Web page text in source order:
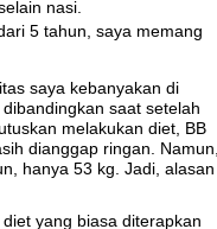
nasi.
5 tahun, saya memang
saya kebanyakan di
saat setelah
melakukan diet, BB
dianggap ringan. Namun,
hanya 53 kg. Jadi, alasan
yang biasa diterapkan